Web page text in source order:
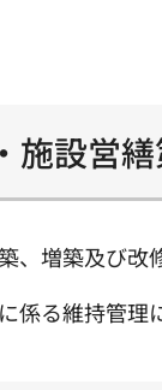
施設営
、増築及び
係る維持管理